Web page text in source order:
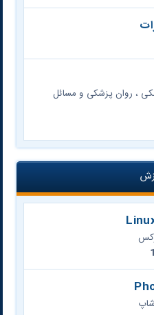
، روان پزشکی و مسائل
1